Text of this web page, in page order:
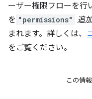
ーザー権限フローを行
を "permissions" 追
まれます。詳しくは、
をご覧ください。
この情